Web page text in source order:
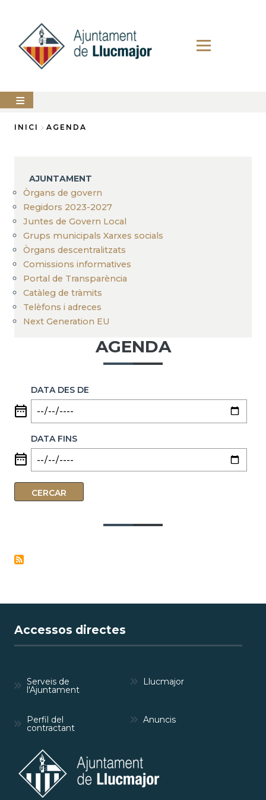
contingut
AJUNTAMENT
SERVEIS
MUNICIPALS
PERFIL
DEL
CONTRACTANT
ANUNCIS
INICI AGENDA
AJUNTAMENT
Òrgans de govern
Regidors 2023-2027
Juntes de Govern Local
Grups municipals Xarxes socials
Òrgans descentralitzats
Comissions informatives
Portal de Transparència
Catàleg de tràmits
Telèfons i adreces
Next Generation EU
AGENDA
DATA DES DE
DATA FINS
Accessos directes
Serveis de
l'Ajuntament
Llucmajor
Perfil del
contractant
Anuncis